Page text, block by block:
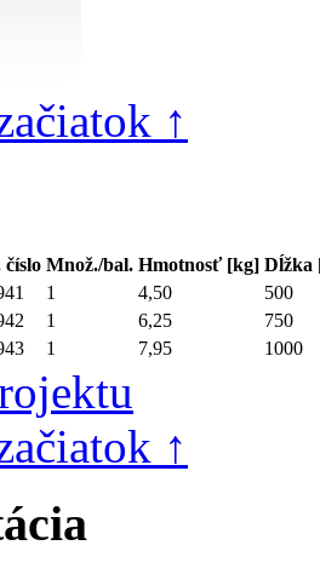
↑
číslo Množ./bal. Hmotnosť [kg] Dĺžka
1 4,50
500
1 6,25
750
1 7,95 1000
↑